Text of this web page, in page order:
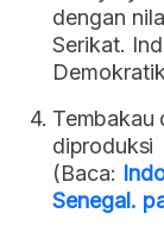
dengan
Serikat.
Tembakau
diproduksi
(Baca:
Senegal.